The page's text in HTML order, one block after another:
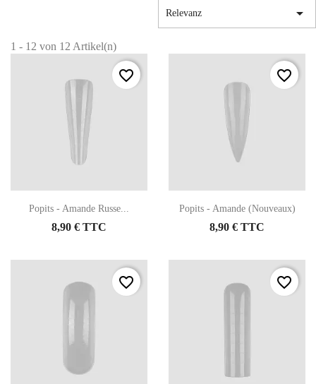
Relevanz 
1 - 12 von 12 Artikel(n)
Popits - Amande Russe...
8,90 € TTC
favorite_border
Popits - Amande (Nouveaux)
8,90 € TTC
favorite_border
favorite_border favorite_border